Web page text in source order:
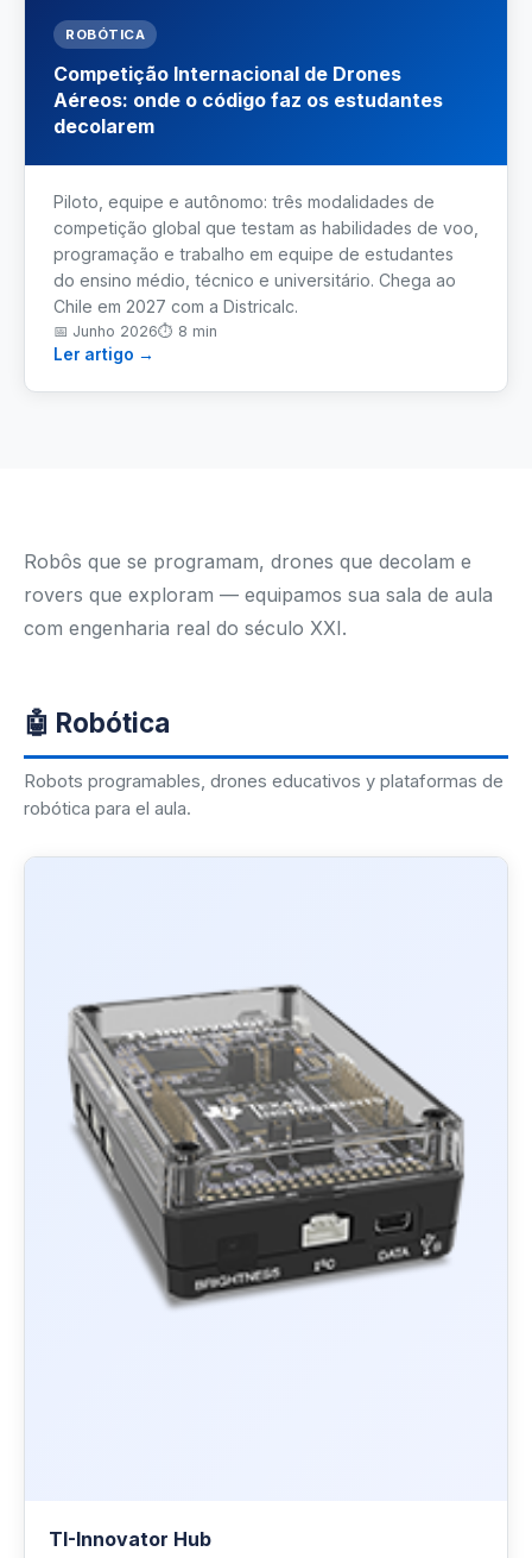
Suporte
Contato
ROBÓTICA
Competição Internacional de Drones
Aéreos: onde o código faz os estudantes
decolarem
Piloto, equipe e autônomo: três modalidades de
competição global que testam as habilidades de voo,
programação e trabalho em equipe de estudantes
do ensino médio, técnico e universitário. Chega ao
Chile em 2027 com a Districalc.
📅 Junho 2026⏱ 8 min
Ler artigo →
Robôs que se programam, drones que decolam e
rovers que exploram — equipamos sua sala de aula
com engenharia real do século XXI.
🤖 Robótica
Robots programables, drones educativos y plataformas de
robótica para el aula.
TI-Innovator Hub